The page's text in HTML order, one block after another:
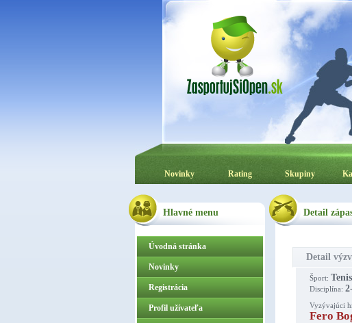
Novinky Rating Skupiny
Hlavné menu
Úvodná stránka
Novinky
Registrácia
Profil užívateľa
Detail
Detail
Šport: Tenis
Disciplína:
Vyzývajúci
Fero